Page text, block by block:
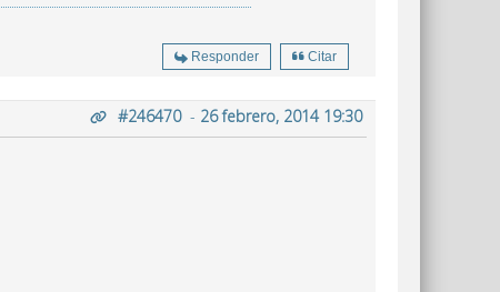
Responder Citar
#246470- 26 febrero, 2014 19:30